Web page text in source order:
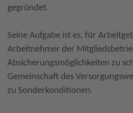
gegründet.
Seine Aufgabe ist es, für
Arbeitnehmer der
Absicherungsmöglichkeiten zu
Gemeinschaft des
zu Sonderkonditionen.